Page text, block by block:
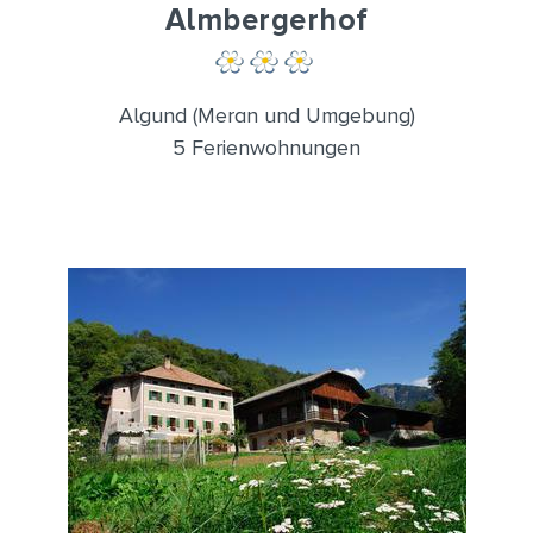
Almbergerhof
Algund (Meran und Umgebung)
5 Ferienwohnungen